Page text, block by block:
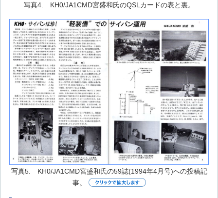
写真4. KH0/JA1CMD宮盛和氏のQSLカードの表と裏。
写真5. KH0/JA1CMD宮盛和氏の59誌(1994年4月号)への投稿記
事。